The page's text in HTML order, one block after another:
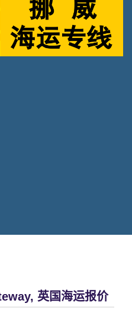
英国海运报价